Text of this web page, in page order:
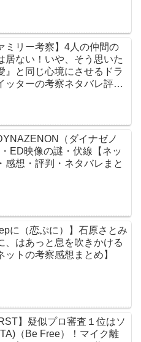
め】
ミリー考察】4人の仲間の
居ない！いや、そう思いた
と同じ心境にさせるドラ
ターの考察ネタバレ評価
想批判原作犯人キャスト脚
（ダイナゼノ
ED映像の謎・伏線【ネッ
感想・評判・ネタバレまと
に（恋ぷに）】石原さとみ
、はあっと息を吹きかける
ットの考察感想まとめ】
】疑似プロ審査１位はソ
（Be Free）！マイク離